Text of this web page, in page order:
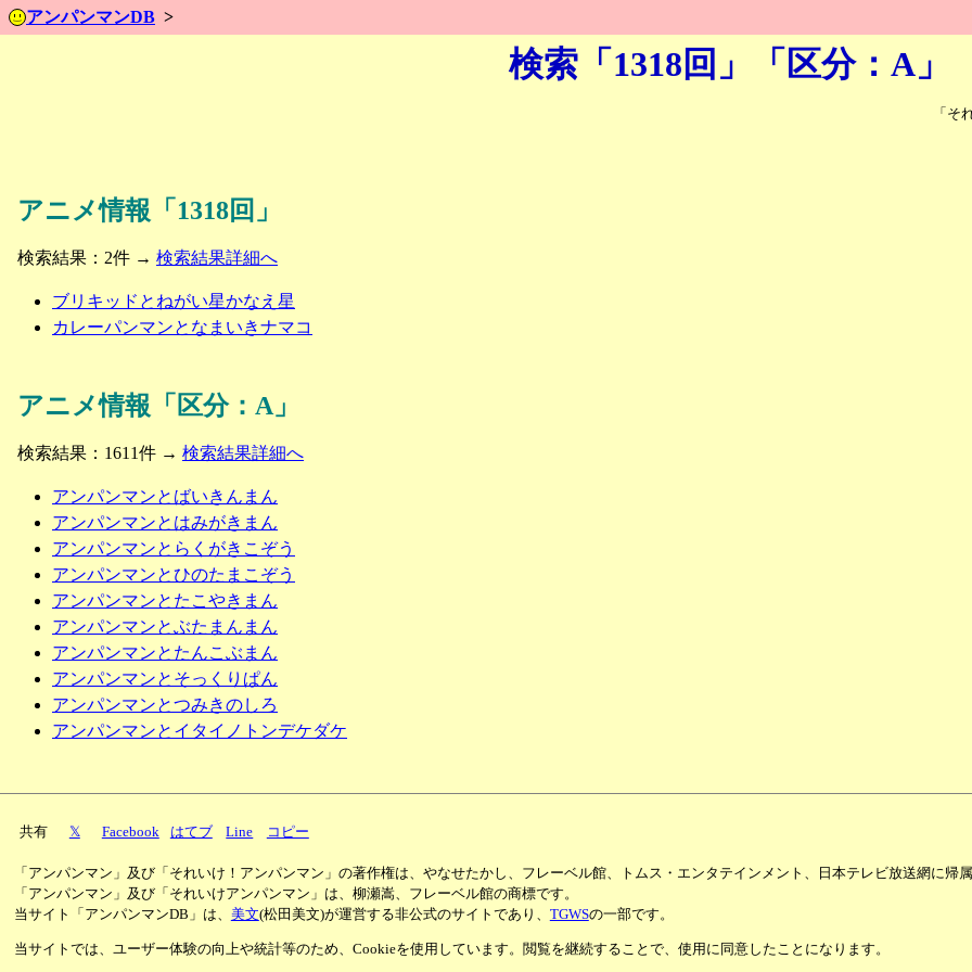
アンパンマンDB
検索「1318回」「区分：A」
「そ
アニメ情報「1318回」
検索結果：2件 → 検索結果詳細へ
ブリキッドとねがい星かなえ星
カレーパンマンとなまいきナマコ
アニメ情報「区分：A」
検索結果：1611件 → 検索結果詳細へ
アンパンマンとばいきんまん
アンパンマンとはみがきまん
アンパンマンとらくがきこぞう
アンパンマンとひのたまこぞう
アンパンマンとたこやきまん
アンパンマンとぶたまんまん
アンパンマンとたんこぶまん
アンパンマンとそっくりぱん
アンパンマンとつみきのしろ
アンパンマンとイタイノトンデケダケ
共有 𝕏 Facebook はてブ Line コピー
「アンパンマン」及び「それいけ！アンパンマン」の著作権は、やなせたかし、フレーベル館、トムス・エンタテインメント、日本テレビ放送網に帰属
「アンパンマン」及び「それいけアンパンマン」は、柳瀬嵩、フレーベル館の商標です。
当サイト「アンパンマンDB」は、 美文(松田美文)が運営する非公式のサイトであり、 TGWSの一部です。
当サイトでは、ユーザー体験の向上や統計等のため、Cookieを使用しています。閲覧を継続することで、使用に同意したことになります。